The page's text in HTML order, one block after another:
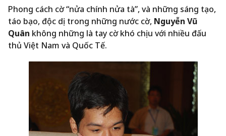
Phong cách cờ “nửa chính nửa tà”, và những sáng tạo,
táo bạo, độc dị trong những nước cờ, Nguyễn Vũ
Quân không những là tay cờ khó chịu với nhiều đấu
thủ Việt Nam và Quốc Tế.